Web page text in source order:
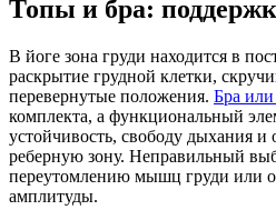
Топы и бра:
В йоге зона груди находится в
раскрытие грудной клетки,
перевернутые положения. Бра или
комплекта, а функциональный
устойчивость, свободу дыхания и
реберную зону. Неправильный
переутомлению мышц груди или
амплитуды.